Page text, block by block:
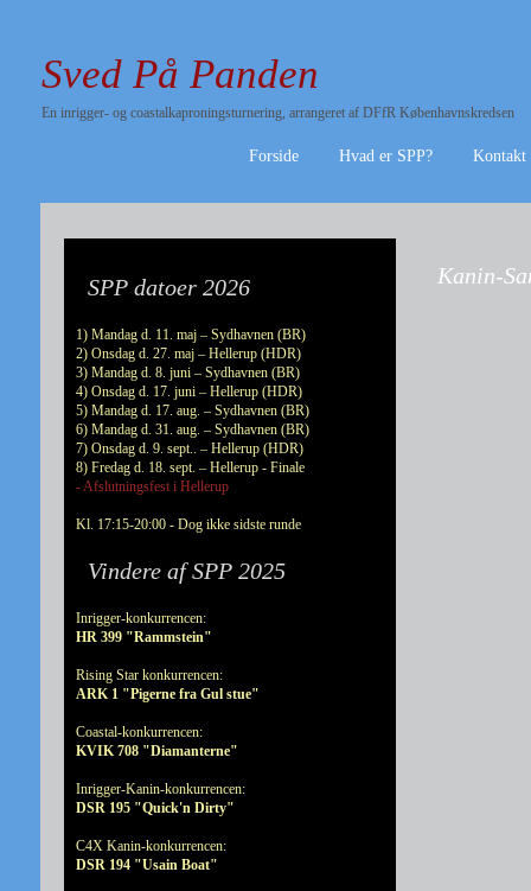
Sved På Panden
En inrigger- og coastalkaproningsturnering, arrangeret af DFfR Københavnskredsen
Forside Hvad er SPP? Kontakt
SPP datoer 2026
1) Mandag d. 11. maj – Sydhavnen (BR)
2) Onsdag d. 27. maj – Hellerup (HDR)
3) Mandag d. 8. juni – Sydhavnen (BR)
4) Onsdag d. 17. juni – Hellerup (HDR)
5) Mandag d. 17. aug. – Sydhavnen (BR)
6) Mandag d. 31. aug. – Sydhavnen (BR)
7) Onsdag d. 9. sept.. – Hellerup (HDR)
8) Fredag d. 18. sept. – Hellerup - Finale
- Afslutningsfest i Hellerup
Kl. 17:15-20:00 - Dog ikke sidste runde
Vindere af SPP 2025
Inrigger-konkurrencen:
HR 399 "Rammstein"
Rising Star konkurrencen:
ARK 1 "Pigerne fra Gul stue"
Coastal-konkurrencen:
KVIK 708 "Diamanterne"
Inrigger-Kanin-konkurrencen:
DSR 195 "Quick'n Dirty"
C4X Kanin-konkurrencen:
DSR 194 "Usain Boat"
Kanin-